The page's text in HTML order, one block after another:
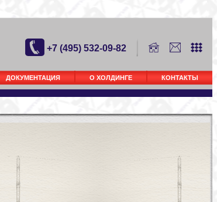
+7 (495) 532-09-82
ДОКУМЕНТАЦИЯ О ХОЛДИНГЕ КОНТАКТЫ